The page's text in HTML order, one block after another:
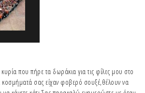
που πήρε τα δωράκια για τις φίλες μου στο
σας είχαν φοβερό σουξέ,θέλουν να